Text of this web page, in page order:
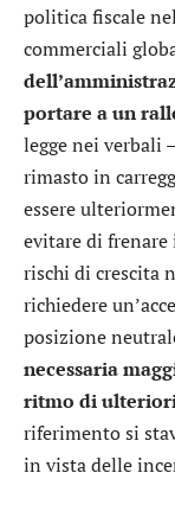
politica fiscale
commerciali
portare a un
legge nei verbali
rimasto in
essere
evitare di
rischi di crescita
richiedere
posizione
necessaria
ritmo di
riferimento si
in vista delle